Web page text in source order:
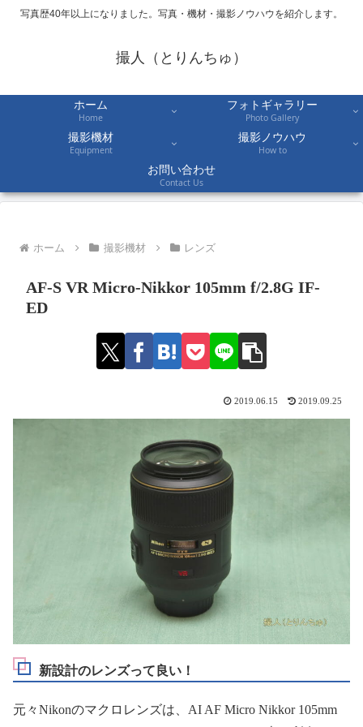
写真歴40年以上になりました。写真・機材・撮影ノウハウを紹介します。
撮人（とりんちゅ）
ホーム
Home
フォトギャラリー
Photo Gallery
撮影機材
Equipment
撮影ノウハウ
How to
お問い合わせ
Contact Us
ホーム 撮影機材 レンズ
AF-S VR Micro-Nikkor 105mm f/2.8G IF-
ED
2019.06.15 2019.09.25
新設計のレンズって良い！
元々Nikonのマクロレンズは、AI AF Micro Nikkor 105mm